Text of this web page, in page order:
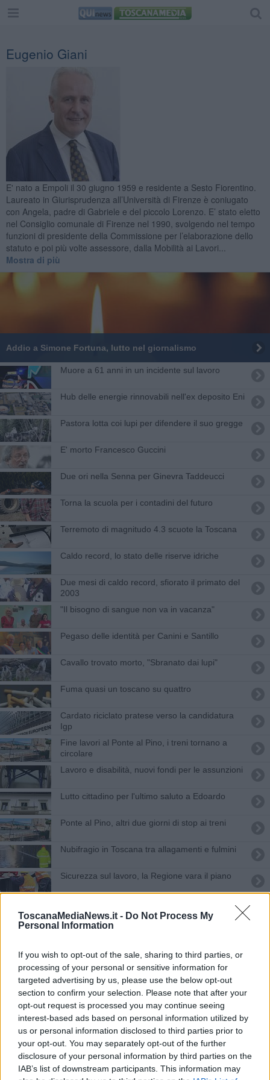
ToscanaMediaNews.it - Do Not Process My
Personal Information
If you wish to opt-out of the sale, sharing to third parties, or
processing of your personal or sensitive information for
targeted advertising by us, please use the below opt-out
section to confirm your selection. Please note that after your
opt-out request is processed you may continue seeing
interest-based ads based on personal information utilized by
us or personal information disclosed to third parties prior to
your opt-out. You may separately opt-out of the further
disclosure of your personal information by third parties on the
IAB’s list of downstream participants. This information may
Eugenio Giani
E' nato a Empoli il 30 giugno 1959 e residente a Sesto Fiorentino.
Laureato in Giurisprudenza all’Università di Firenze è coniugato
con Angela, padre di Gabriele e del piccolo Lorenzo. E’ stato eletto
nel Consiglio comunale di Firenze nel 1990, svolgendo nel tempo
funzioni di presidente della Commissione per l’elaborazione dello
statuto e poi più volte assessore, dalla Mobilità ai Lavori...
Mostra di più
Addio a Simone Fortuna, lutto nel giornalismo
Muore a 61 anni in un incidente sul lavoro
Hub delle energie rinnovabili nell'ex deposito Eni
Pastora lotta coi lupi per difendere il suo gregge
E' morto Francesco Guccini
Due ori nella Senna per Ginevra Taddeucci
Torna la scuola per i contadini del futuro
Terremoto di magnitudo 4.3 scuote la Toscana
Caldo record, lo stato delle riserve idriche
Due mesi di caldo record, sfiorato il primato del
2003
"Il bisogno di sangue non va in vacanza"
Pegaso delle identità per Canini e Santillo
Cavallo trovato morto, "Sbranato dai lupi"
Fuma quasi un toscano su quattro
Cardato riciclato pratese verso la candidatura
Igp
Fine lavori al Ponte al Pino, i treni tornano a
circolare
Lavoro e disabilità, nuovi fondi per le assunzioni
Lutto cittadino per l'ultimo saluto a Edoardo
Ponte al Pino, altri due giorni di stop ai treni
Nubifragio in Toscana tra allagamenti e fulmini
Sicurezza sul lavoro, la Regione vara il piano
Edoardo Fanucci nuovo commissario di Artea
Peste suina, la Toscana nomina un commissario
Irpet fotografa una Toscana in crescita lenta
Sanità, Toscana sul podio del rapporto Agenas
Marco Torre nuovo direttore generale della
sanità
Un nuovo serbatoio d'acqua contro gli incendi
Altre Edizioni
Casentino
Cecina
Chianti
Cuoio
Elba
Empolese
Firenze
Garfagnana
Grosseto
Livorno
Lucca
Lunigiana
Maremma
Massa-Carrara
Mugello
Valdarno
Valdelsa
Valdichiana
Valdicornia
Valdinievole
Valdisieve
Valtiberina
Versilia
Volterra
Nove Firenze
Fiorentinanews
Offerte Lavoro
Programmazione Cinema
Farmacie di Turno
Animali
CESVOTnews
Qui Blog
RACCONTI DELLA DOMENICA
DISINCANTATO
INCONTRI D'ARTE
SORRIDENDO
VIGNAIOLI E VINI
LE PREGIATE PENNE
PAGINE ALLEGRE
PSICO-COSE
VI PRESENTO I MIEI...
LE STELLE DI ASTREA
STORIE VISPE MA NON TROPPO DISTRATTE
PROGETTARE IL BENESSERE
LA TOSCANA DELLA BIRRA
COSE STRANE E POSTI ASSURDI
STORIELBA
NEURONEWS
PENSIERI DELLA DOMENICA
FAUDA E BALAGAN
STORIE DI ORDINARIA UMANITÀ
PAROLE IN VIAGGIO
TURBATIVE
LO SCRITTORE SFIGATO
RACCONTARE DI GUSTO
LEGALITÀ E NON SOLO
SHALOM LA CULTURA DELLA SOLIDARIETÀ
EUREKA!
TABASCO SENZA FILTRO
ECONOMIA E TERRITORIO, DA GLOBALE A LOCALE
LA DAMA A SCACCHI
DUE CHIACCHIERE IN CUCINA
STORIE DELL'ALTRO SECOLO
EASY RIDERE
LEGAMI D'AMORE
MUSICA E DINTORNI
PAROLE MILONGUERE
LO SGUARDO
LEGGERE
Italpress